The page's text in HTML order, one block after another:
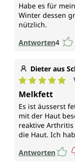
Habe es für
Winter dessen
nützlich.
Antworten4
Dieter aus
Melkfett
Es ist äusserst
mit der Haut
reaktive
die Haut. Ich
Antworten